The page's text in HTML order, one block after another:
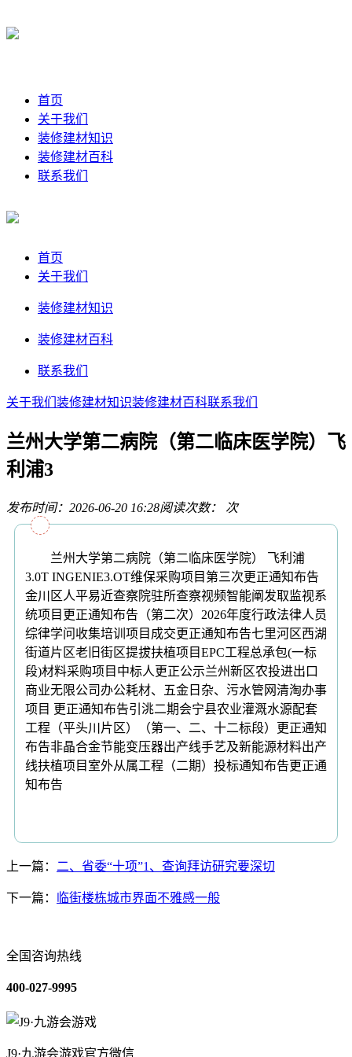
首页
关于我们
装修建材知识
装修建材百科
联系我们
首页
关于我们
装修建材知识
装修建材百科
联系我们
关于我们 装修建材知识装修建材百科联系我们
兰州大学第二病院（第二临床医学院）飞
利浦3
发布时间：2026-06-20 16:28阅读次数： 次
兰州大学第二病院（第二临床医学院） 飞利浦
3.0T INGENIE3.OT维保采购项目第三次更正通知布告
金川区人平易近查察院驻所查察视频智能阐发取监视系
统项目更正通知布告（第二次）2026年度行政法律人员
综律学问收集培训项目成交更正通知布告七里河区西湖
街道片区老旧街区提拔扶植项目EPC工程总承包(一标
段)材料采购项目中标人更正公示兰州新区农投进出口
商业无限公司办公耗材、五金日杂、污水管网清淘办事
项目 更正通知布告引洮二期会宁县农业灌溉水源配套
工程（平头川片区）（第一、二、十二标段）更正通知
布告非晶合金节能变压器出产线手艺及新能源材料出产
线扶植项目室外从属工程（二期）投标通知布告更正通
知布告
上一篇： 二、省委“十项”1、查询拜访研究要深切
下一篇： 临街楼栋城市界面不雅感一般
全国咨询热线
400-027-9995
J9·九游会游戏官方微信